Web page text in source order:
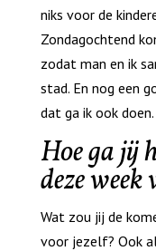
niks voor de
Zondagochtend
zodat man en ik
stad. En nog een
dat ga ik ook doen.
Hoe ga jij
deze
Wat zou jij de
voor jezelf? Ook